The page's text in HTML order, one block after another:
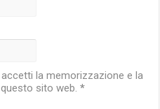
la memorizzazione e la
sito web.*